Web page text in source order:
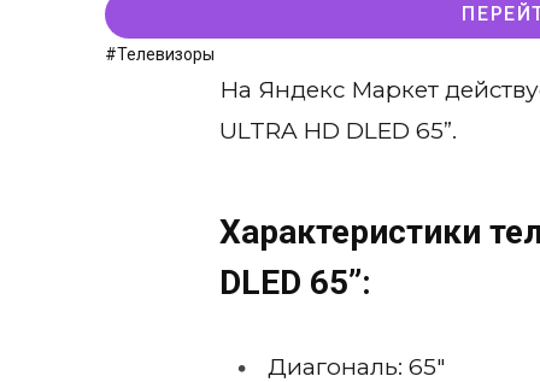
#Телевизоры
На Яндекс Маркет
ULTRA HD DLED 65”.
Характеристики
DLED 65”:
Диагональ: 65″